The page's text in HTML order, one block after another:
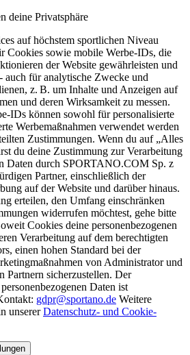
deine Privatsphäre
auf höchstem sportlichen Niveau
Cookies sowie mobile Werbe-IDs, die
der Website gewährleisten und
auch für analytische Zwecke und
z. B. um Inhalte und Anzeigen auf
und deren Wirksamkeit zu messen.
IDs können sowohl für personalisierte
Werbemaßnahmen verwendet werden
Zustimmungen. Wenn du auf „Alles
du deine Zustimmung zur Verarbeitung
Daten durch SPORTANO.COM Sp. z
Partner, einschließlich der
auf der Website und darüber hinaus.
erteilen, den Umfang einschränken
widerrufen möchtest, gehe bitte
Cookies deine personenbezogenen
Verarbeitung auf dem berechtigten
einen hohen Standard bei der
von Administrator und
Partnern sicherzustellen. Der
Daten ist
gdpr@sportano.de Weitere
unsererDatenschutz- und Cookie-